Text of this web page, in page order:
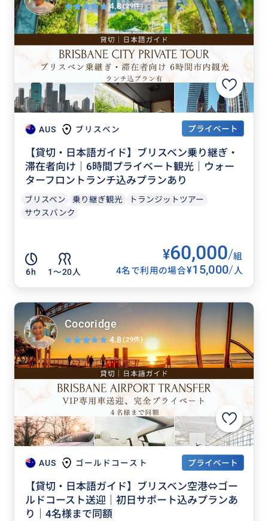
AUS ブリスベン プライベート
【貸切・日本語ガイド】ブリスベン乗り継ぎ・
滞在者向け｜6時間プライベート観光｜ウォー
ターフロントランチ込みプランあり
ブリスベン 乗り継ぎ観光
トランジットツアー
サウスバンク
6h 1〜20人
¥60,000/組
4名で利用の場合¥15,000/人
4.8(29件)
AUS ゴールドコースト プライベート
【貸切・日本語ガイド】ブリスベン空港⇔ゴー
ルドコースト送迎｜初日サポート込みプランあ
り｜4名様まで同額
Cocoridge
4.8(29件)